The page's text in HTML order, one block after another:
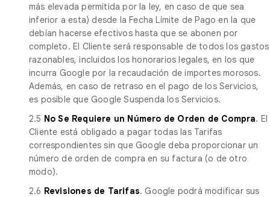
más elevada permitida por la ley, en caso de que sea
inferior a esta) desde la Fecha Límite de Pago en la que
debían hacerse efectivos hasta que se abonen por
completo. El Cliente será responsable de todos los gastos
razonables, incluidos los honorarios legales, en los que
incurra Google por la recaudación de importes morosos.
Además, en caso de retraso en el pago de los Servicios,
es posible que Google Suspenda los Servicios.
2.5 No Se Requiere un Número de Orden de Compra. El
Cliente está obligado a pagar todas las Tarifas
correspondientes sin que Google deba proporcionar un
número de orden de compra en su factura (o de otro
modo).
2.6 Revisiones de Tarifas. Google podrá modificar sus